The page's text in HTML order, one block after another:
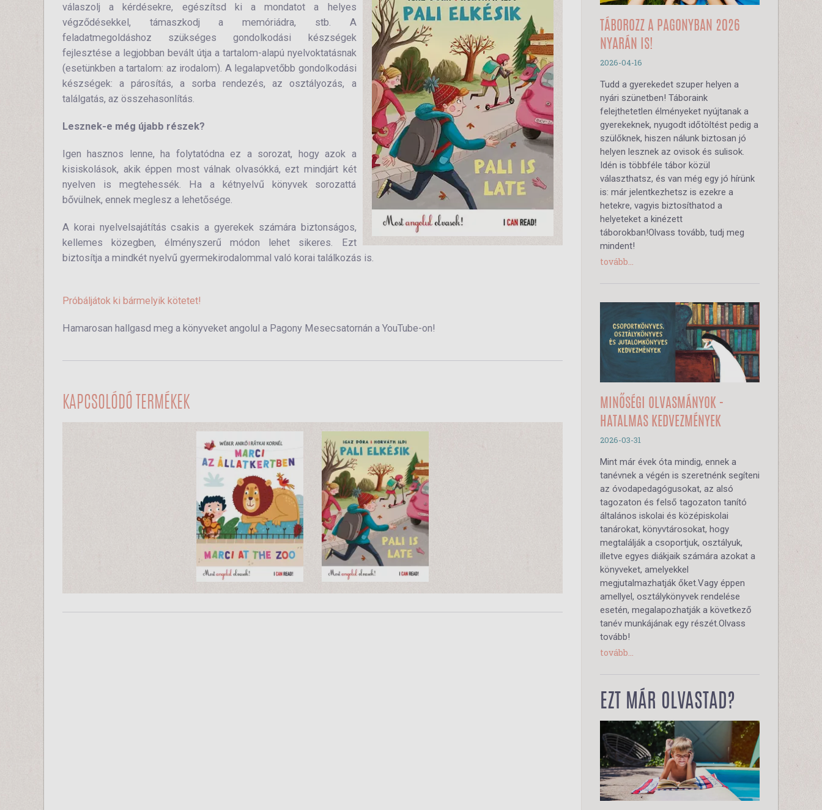
válaszolj a kérdésekre, egészítsd ki a mondatot a helyes
végződésekkel, támaszkodj a memóriádra, stb. A
feladatmegoldáshoz szükséges gondolkodási készségek
fejlesztése a legjobban bevált útja a tartalom-alapú nyelvoktatásnak
(esetünkben a tartalom: az irodalom). A legalapvetőbb gondolkodási
készségek: a párosítás, a sorba rendezés, az osztályozás, a
találgatás, az összehasonlítás.
Lesznek-e még újabb részek?
Igen hasznos lenne, ha folytatódna ez a sorozat, hogy azok a
kisiskolások, akik éppen most válnak olvasókká, ezt mindjárt két
nyelven is megtehessék. Ha a kétnyelvű könyvek sorozattá
bővülnek, ennek meglesz a lehetősége.
A korai nyelvelsajátítás csakis a gyerekek számára biztonságos,
kellemes közegben, élményszerű módon lehet sikeres. Ezt
biztosítja a mindkét nyelvű gyermekirodalommal való korai találkozás is.
Próbáljátok ki bármelyik kötetet!
Hamarosan hallgasd meg a könyveket angolul a Pagony Mesecsatornán a YouTube-on!
KAPCSOLÓDÓ TERMÉKEK
2990 Ft
2990 Ft
TÁBOROZZ A PAGONYBAN 2026
NYARÁN IS!
2026-04-16
Tudd a gyerekedet szuper helyen a
nyári szünetben! Táboraink
felejthetetlen élményeket nyújtanak a
gyerekeknek, nyugodt időtöltést pedig a
szülőknek, hiszen nálunk biztosan jó
helyen lesznek az ovisok és sulisok.
Idén is többféle tábor közül
választhatsz, és van még egy jó hírünk
is: már jelentkezhetsz is ezekre a
hetekre, vagyis biztosíthatod a
helyeteket a kinézett
táborokban!Olvass tovább, tudj meg
mindent!
tovább...
MINŐSÉGI OLVASMÁNYOK -
HATALMAS KEDVEZMÉNYEK
2026-03-31
Mint már évek óta mindig, ennek a
tanévnek a végén is szeretnénk segíteni
az óvodapedagógusokat, az alsó
tagozaton és felső tagozaton tanító
általános iskolai és középiskolai
tanárokat, könyvtárosokat, hogy
megtalálják a csoportjuk, osztályuk,
illetve egyes diákjaik számára azokat a
könyveket, amelyekkel
megjutalmazhatják őket.Vagy éppen
amellyel, osztálykönyvek rendelése
esetén, megalapozhatják a következő
tanév munkájának egy részét.Olvass
tovább!
tovább...
EZT MÁR OLVASTAD?